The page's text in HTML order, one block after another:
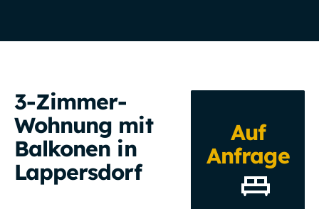
3-Zimmer-
Wohnung mit
Balkonen in
Lappersdorf
Auf
Anfrage